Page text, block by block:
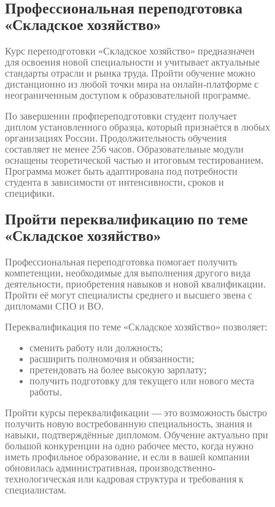
Профессиональная переподготовка
«Складское хозяйство»
Курс переподготовки «Складское хозяйство» предназначен
для освоения новой специальности и учитывает актуальные
стандарты отрасли и рынка труда. Пройти обучение можно
дистанционно из любой точки мира на онлайн-платформе с
неограниченным доступом к образовательной программе.
По завершении профпереподготовки студент получает
диплом установленного образца, который признаётся в любых
организациях России. Продолжительность обучения
составляет не менее 256 часов. Образовательные модули
оснащены теоретической частью и итоговым тестированием.
Программа может быть адаптирована под потребности
студента в зависимости от интенсивности, сроков и
специфики.
Пройти переквалификацию по теме
«Складское хозяйство»
Профессиональная переподготовка помогает получить
компетенции, необходимые для выполнения другого вида
деятельности, приобретения навыков и новой квалификации.
Пройти её могут специалисты среднего и высшего звена с
дипломами СПО и ВО.
Переквалификация по теме «Складское хозяйство» позволяет:
сменить работу или должность;
расширить полномочия и обязанности;
претендовать на более высокую зарплату;
получить подготовку для текущего или нового места
работы.
Пройти курсы переквалификации — это возможность быстро
получить новую востребованную специальность, знания и
навыки, подтверждённые дипломом. Обучение актуально при
большой конкуренции на одно рабочее место, когда нужно
иметь профильное образование, и если в вашей компании
обновилась административная, производственно-
технологическая или кадровая структура и требования к
специалистам.